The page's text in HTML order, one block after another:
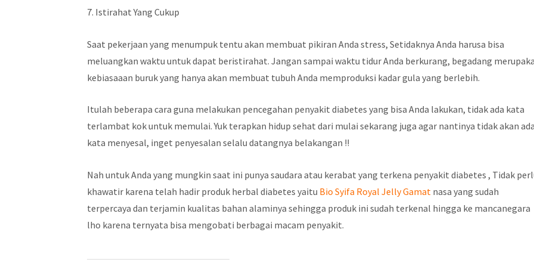
7. Istirahat Yang Cukup
Saat pekerjaan yang menumpuk tentu akan membuat pikiran Anda stress, Setidaknya Anda harusa bisa
meluangkan waktu untuk dapat beristirahat. Jangan sampai waktu tidur Anda berkurang, begadang
kebiasaaan buruk yang hanya akan membuat tubuh Anda memproduksi kadar gula yang berlebih.
Itulah beberapa cara guna melakukan pencegahan penyakit diabetes yang bisa Anda lakukan, tidak ada kata
terlambat kok untuk memulai. Yuk terapkan hidup sehat dari mulai sekarang juga agar nantinya tidak akan
kata menyesal, inget penyesalan selalu datangnya belakangan !!
Nah untuk Anda yang mungkin saat ini punya saudara atau kerabat yang terkena penyakit diabetes , Tidak
khawatir karena telah hadir produk herbal diabetes yaitu Bio Syifa Royal Jelly Gamat nasa yang sudah
terpercaya dan terjamin kualitas bahan alaminya sehingga produk ini sudah terkenal hingga ke mancanegara
lho karena ternyata bisa mengobati berbagai macam penyakit.